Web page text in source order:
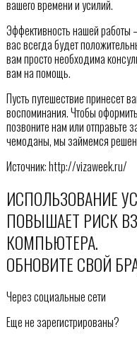
вашего времени и усилий.
Эффективность нашей работы
вас всегда будет
вам просто необходима
вам на помощь.
Пусть путешествие принесет
воспоминания. Чтобы
позвоните нам или отправьте
чемоданы, мы займемся
Источник: http://vizaweek.ru/
ИСПОЛЬЗОВАНИЕ
ПОВЫШАЕТ РИСК
КОМПЬЮТЕРА.
ОБНОВИТЕ СВОЙ
Через социальные сети
Еще не зарегистрированы?